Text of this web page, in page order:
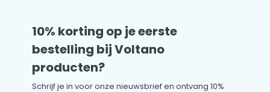
10% korting op je eerste
bestelling bij Voltano
producten?
Schrijf je in voor onze nieuwsbrief en ontvang 10%